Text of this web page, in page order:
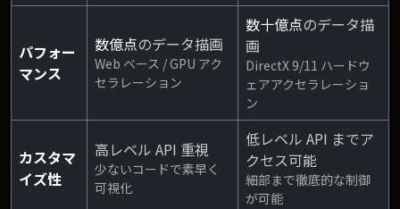
パフォー
マンス
数億点のデータ描画
Web ベース / GPU アク
セラレーション
数十億点のデータ描
画
DirectX 9/11 ハードウ
ェアアクセラレーショ
ン
カスタマ
イズ性
高レベル API 重視
少ないコードで素早く
可視化
低レベル API までア
クセス可能
細部まで徹底的な制御
が可能